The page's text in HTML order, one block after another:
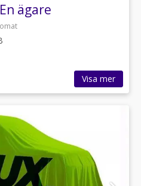
ägare
Visa mer